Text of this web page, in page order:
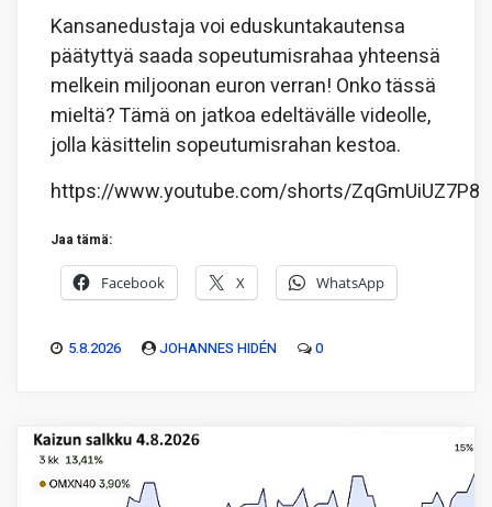
Kansanedustaja voi eduskuntakautensa
päätyttyä saada sopeutumisrahaa yhteensä
melkein miljoonan euron verran! Onko tässä
mieltä? Tämä on jatkoa edeltävälle videolle,
jolla käsittelin sopeutumisrahan kestoa.
https://www.youtube.com/shorts/ZqGmUiUZ7P8
Jaa tämä:
Facebook X WhatsApp
5.8.2026 JOHANNES HIDÉN 0